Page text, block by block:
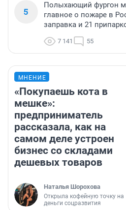
5
Полыхающий фургон
главное о пожаре в
заправка и 21
7 141 55
МНЕНИЕ
«Покупаешь кота в
мешке»:
предприниматель
рассказала, как на
самом деле устроен
бизнес со складами
дешевых товаров
Наталья Шорохова
Открыла кофейную точку на
деньги соцразвития